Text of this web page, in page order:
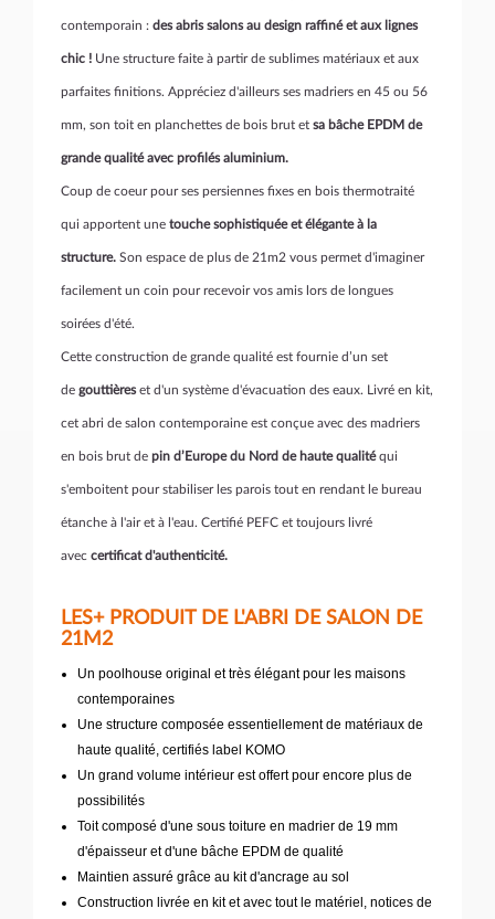
contemporain : des abris salons au design raffiné et aux lignes
chic ! Une structure faite à partir de sublimes matériaux et aux
parfaites finitions. Appréciez d'ailleurs ses madriers en 45 ou 56
mm, son toit en planchettes de bois brut et sa bâche EPDM de
grande qualité avec profilés aluminium.
Coup de coeur pour ses persiennes fixes en bois thermotraité
qui apportent une touche sophistiquée et élégante à la
structure. Son espace de plus de 21m2 vous permet d'imaginer
facilement un coin pour recevoir vos amis lors de longues
soirées d'été.
Cette construction de grande qualité est fournie d’un set
de gouttièreset d'un système d'évacuation des eaux. Livré en kit,
cet abri de salon contemporaine est conçue avec des madriers
en bois brut de pin d’Europe du Nord de haute qualitéqui
s'emboitent pour stabiliser les parois tout en rendant le bureau
étanche à l'air et à l'eau. Certifié PEFC et toujours livré
avec certificat d'authenticité.
LES+ PRODUIT DE L'ABRI DE SALON DE
21M2
Un poolhouse original et très élégant pour les maisons
contemporaines
Une structure composée essentiellement de matériaux de
haute qualité, certifiés label KOMO
Un grand volume intérieur est offert pour encore plus de
possibilités
Toit composé d'une sous toiture en madrier de 19 mm
d'épaisseur et d'une bâche EPDM de qualité
Maintien assuré grâce au kit d'ancrage au sol
Construction livrée en kit et avec tout le matériel, notices de